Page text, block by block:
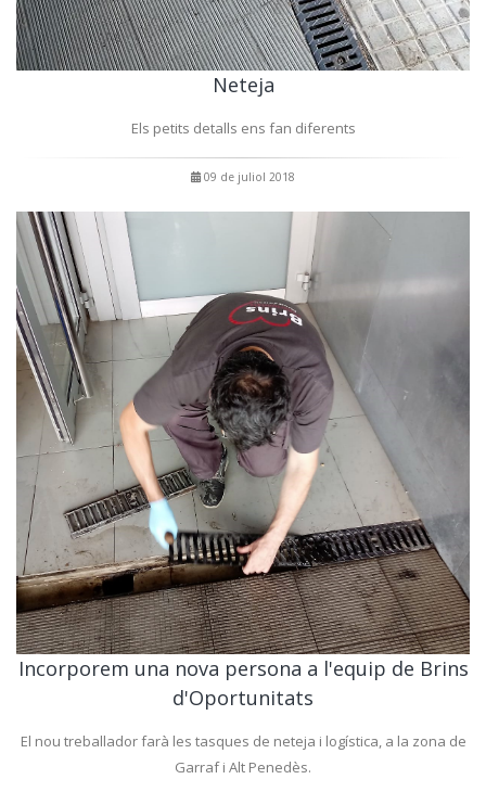
Neteja
Els petits detalls ens fan diferents
09 de juliol 2018
Incorporem una nova persona a l'equip de Brins
d'Oportunitats
El nou treballador farà les tasques de neteja i logística, a la zona de
Garraf i Alt Penedès.